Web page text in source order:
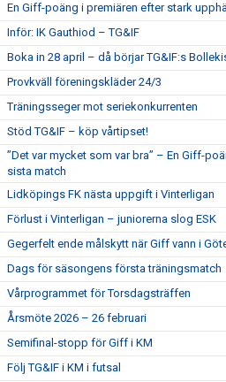
En Giff-poäng i premiären efter stark
Inför: IK Gauthiod – TG&IF
Boka in 28 april – då börjar TG&IF:s
Provkväll föreningskläder 24/3
Träningsseger mot seriekonkurrenten
Stöd TG&IF – köp vårtipset!
”Det var mycket som var bra” – En Giff-
sista match
Lidköpings FK nästa uppgift i Vinterligan
Förlust i Vinterligan – juniorerna slog ESK
Gegerfelt ende målskytt när Giff vann i
Dags för säsongens första träningsmatch
Vårprogrammet för Torsdagsträffen
Årsmöte 2026 – 26 februari
Semifinal-stopp för Giff i KM
Följ TG&IF i KM i futsal